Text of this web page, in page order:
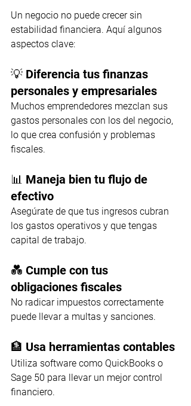
Un negocio no puede crecer sin
estabilidad financiera. Aquí algunos
aspectos clave:
💡 Diferencia tus finanzas
personales y empresariales
Muchos emprendedores mezclan sus
gastos personales con los del negocio,
lo que crea confusión y problemas
fiscales.
📊 Maneja bien tu flujo de
efectivo
Asegúrate de que tus ingresos cubran
los gastos operativos y que tengas
capital de trabajo.
💑 Cumple con tus
obligaciones fiscales
No radicar impuestos correctamente
puede llevar a multas y sanciones.
🏦 Usa herramientas contables
Utiliza software como QuickBooks o
Sage 50 para llevar un mejor control
financiero.